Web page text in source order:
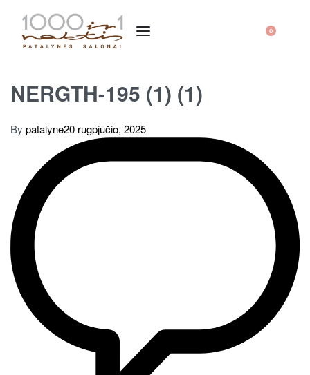
0
NERGTH-195 (1) (1)
By patalyne20 rugpjūčio, 2025